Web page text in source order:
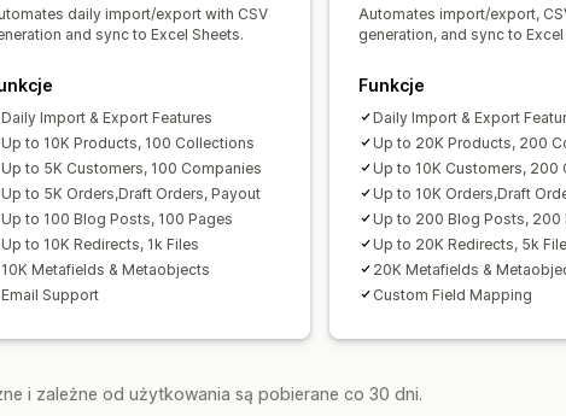
daily import/export with CSV
and sync to Excel Sheets.
Daily Import & Export Features
Up to 10K Products, 100 Collections
Up to 5K Customers, 100 Companies
Up to 5K Orders,Draft Orders, Payout
Up to 100 Blog Posts, 100 Pages
Up to 10K Redirects, 1k Files
10K Metafields & Metaobjects
Email Support
Automates import/export,
generation, and sync to
Funkcje
Daily Import & Export
Up to 20K Products, 200
Up to 10K Customers, 200
Up to 10K Orders,Draft
Up to 200 Blog Posts, 200
Up to 20K Redirects, 5k
20K Metafields &
Custom Field Mapping
i zależne od użytkowania są pobierane co 30 dni.